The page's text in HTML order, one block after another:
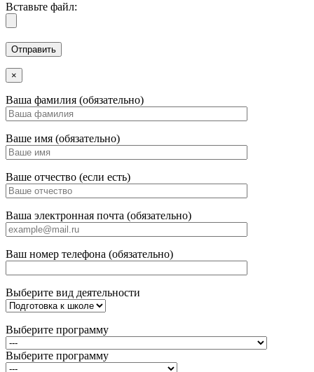
Вставьте файл:
×
Ваша фамилия (обязательно)
Ваше имя (обязательно)
Ваше отчество (если есть)
Ваша электронная почта (обязательно)
Ваш номер телефона (обязательно)
Выберите вид деятельности
Выберите программу
Выберите программу